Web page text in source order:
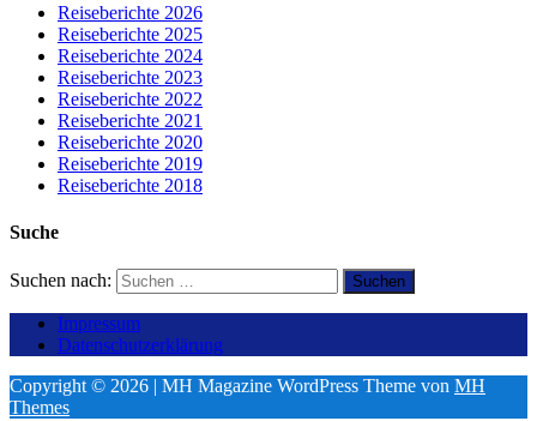
Reiseberichte 2026
Reiseberichte 2025
Reiseberichte 2024
Reiseberichte 2023
Reiseberichte 2022
Reiseberichte 2021
Reiseberichte 2020
Reiseberichte 2019
Reiseberichte 2018
Suche
Suchen nach:
Impressum
Datenschutzerklärung
Copyright © 2026 | MH Magazine WordPress Theme von MH
Themes